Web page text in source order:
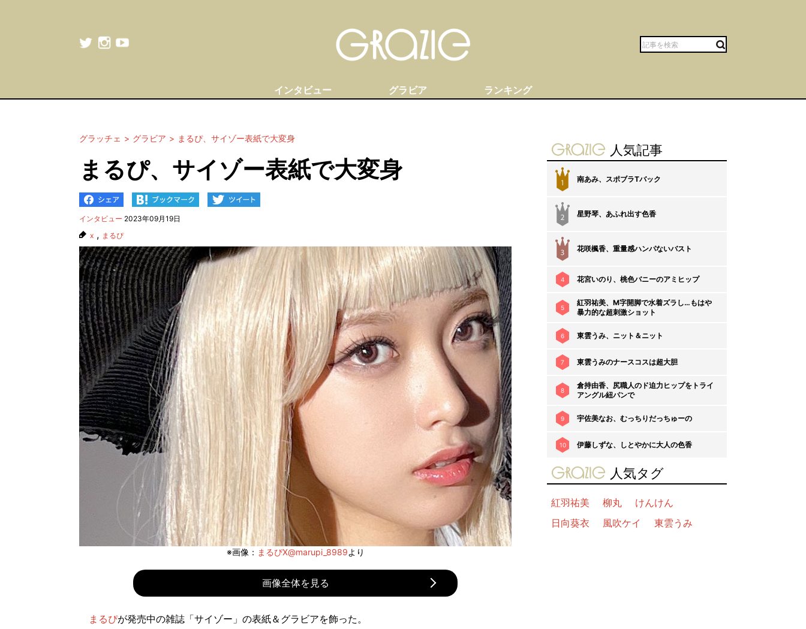
インタビュー グラビア ランキング
グラッチェ グラビア まるぴ、サイゾー表紙で大変身
まるぴ、サイゾー表紙で大変身
インタビュー 2023年09月19日
x , まるぴ
※画像： まるぴX@marupi_8989より
画像全体を見る
まるぴが発売中の雑誌「サイゾー」の表紙＆グラビアを飾った。
gravure-grazie
人気記事
1 南あみ、スポブラTバック
星野琴、あふれ出す色香
花咲楓香、重量感ハンパないバスト
4 花宮いのり、桃色バニーのアミヒップ
5
紅羽祐美、M字開脚で水着ズラし…もはや
暴力的な超刺激ショット
6 東雲うみ、ニット＆ニット
7 東雲うみのナースコスは超大胆
8
倉持由香、尻職人のド迫力ヒップをトライ
アングル紐パンで
9 宇佐美なお、むっちりだっちゅーの
10 伊藤しずな、しとやかに大人の色香
gravure-grazie
人気タグ
紅羽祐美 柳丸
けんけん
日向葵衣
風吹ケイ 東雲うみ